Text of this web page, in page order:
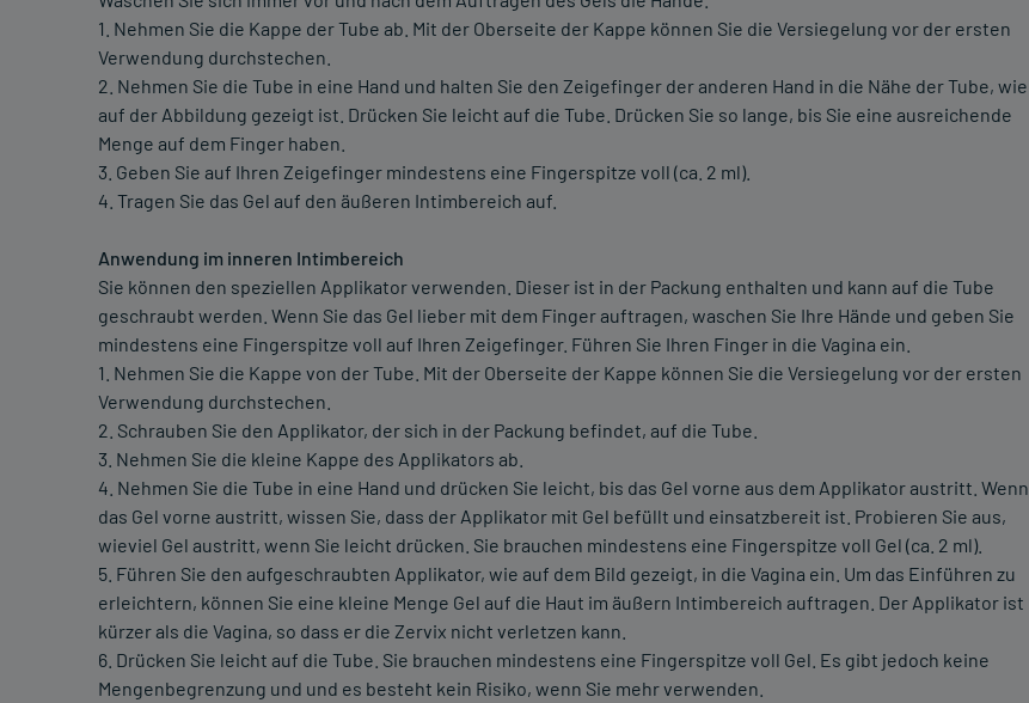
1. Nehmen Sie die Kappe der Tube ab. Mit der Oberseite der Kappe können Sie die Versiegelung vor der ersten
Verwendung durchstechen.
2. Nehmen Sie die Tube in eine Hand und halten Sie den Zeigefinger der anderen Hand in die Nähe der Tube, wie
auf der Abbildung gezeigt ist. Drücken Sie leicht auf die Tube. Drücken Sie so lange, bis Sie eine ausreichende
Menge auf dem Finger haben.
3. Geben Sie auf Ihren Zeigefinger mindestens eine Fingerspitze voll (ca. 2 ml).
4. Tragen Sie das Gel auf den äußeren Intimbereich auf.
Anwendung im inneren Intimbereich
Sie können den speziellen Applikator verwenden. Dieser ist in der Packung enthalten und kann auf die Tube
geschraubt werden. Wenn Sie das Gel lieber mit dem Finger auftragen, waschen Sie Ihre Hände und geben Sie
mindestens eine Fingerspitze voll auf Ihren Zeigefinger. Führen Sie Ihren Finger in die Vagina ein.
1. Nehmen Sie die Kappe von der Tube. Mit der Oberseite der Kappe können Sie die Versiegelung vor der ersten
Verwendung durchstechen.
2. Schrauben Sie den Applikator, der sich in der Packung befindet, auf die Tube.
3. Nehmen Sie die kleine Kappe des Applikators ab.
4. Nehmen Sie die Tube in eine Hand und drücken Sie leicht, bis das Gel vorne aus dem Applikator austritt. Wenn
das Gel vorne austritt, wissen Sie, dass der Applikator mit Gel befüllt und einsatzbereit ist. Probieren Sie aus,
wieviel Gel austritt, wenn Sie leicht drücken. Sie brauchen mindestens eine Fingerspitze voll Gel (ca. 2 ml).
5. Führen Sie den aufgeschraubten Applikator, wie auf dem Bild gezeigt, in die Vagina ein. Um das Einführen zu
erleichtern, können Sie eine kleine Menge Gel auf die Haut im äußern Intimbereich auftragen. Der Applikator ist
kürzer als die Vagina, so dass er die Zervix nicht verletzen kann.
6. Drücken Sie leicht auf die Tube. Sie brauchen mindestens eine Fingerspitze voll Gel. Es gibt jedoch keine
Mengenbegrenzung und und es besteht kein Risiko, wenn Sie mehr verwenden.